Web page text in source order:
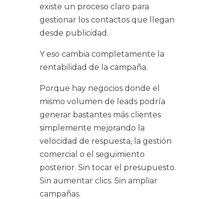
existe un proceso claro para
gestionar los contactos que llegan
desde publicidad.
Y eso cambia completamente la
rentabilidad de la campaña.
Porque hay negocios donde el
mismo volumen de leads podría
generar bastantes más clientes
simplemente mejorando la
velocidad de respuesta, la gestión
comercial o el seguimiento
posterior. Sin tocar el presupuesto.
Sin aumentar clics. Sin ampliar
campañas.